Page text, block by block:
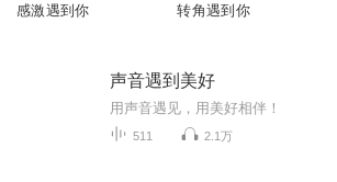
感激遇到你 转角遇到你
声音遇到美好
用声音遇见，用美好相伴！
511 2.1万